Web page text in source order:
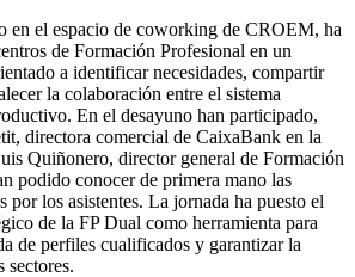
en el espacio de coworking de CROEM, ha
de Formación Profesional en un
a identificar necesidades, compartir
la colaboración entre el sistema
En el desayuno han participado,
directora comercial de CaixaBank en la
Quiñonero, director general de Formación
podido conocer de primera mano las
por los asistentes. La jornada ha puesto el
de la FP Dual como herramienta para
de perfiles cualificados y garantizar la
sectores.